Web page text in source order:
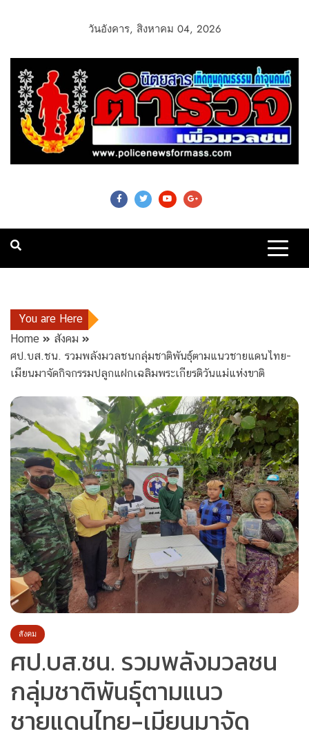
วันอังคาร, สิงหาคม 04, 2026
Police News For
Mass
You are Here
Home
สังคม
ศป.บส.ชน. รวมพลังมวลชนกลุ่มชาติพันธ์ุตามแนวชายแดนไทย-
เมียนมาจัดกิจกรรมปลูกแฝกเฉลิมพระเกียรติวันแม่แห่งขาติ
สังคม
ศป.บส.ชน. รวมพลังมวลชน
กลุ่มชาติพันธ์ุตามแนว
ชายแดนไทย-เมียนมาจัด